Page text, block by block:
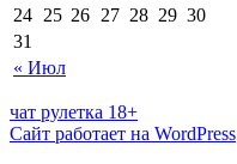
« Июл
24 25 26 27 28 29 30
31
чат рулетка 18+
Сайт работает на WordPress